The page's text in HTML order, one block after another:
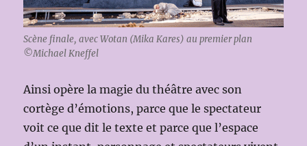
Scène finale, avec Wotan (Mika Kares) au premier plan
©Michael Kneffel
Ainsi opère la magie du théâtre avec son
cortège d’émotions, parce que le spectateur
voit ce que dit le texte et parce que l’espace